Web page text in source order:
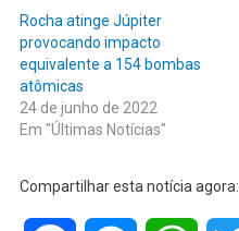
Rocha atinge Júpiter
provocando impacto
equivalente a 154 bombas
atômicas
24 de junho de 2022
Em "Últimas Notícias"
Compartilhar esta notícia agora: